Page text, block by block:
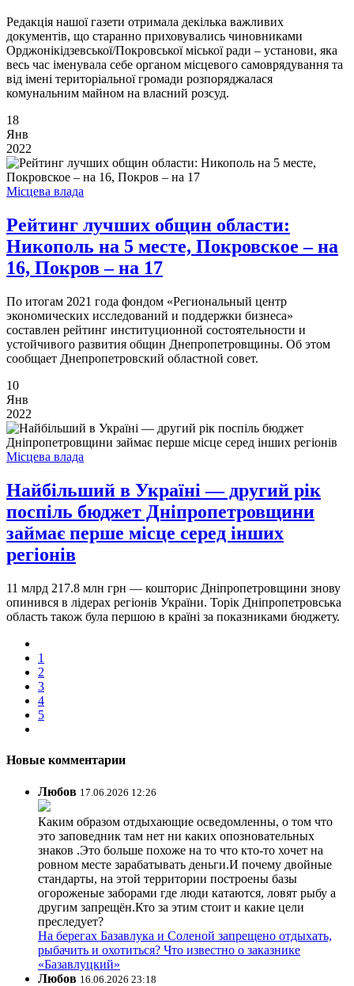
Редакція нашої газети отримала декілька важливих
документів, що старанно приховувались чиновниками
Орджонікідзевської/Покровської міської ради – установи, яка
весь час іменувала себе органом місцевого самоврядування та
від імені територіальної громади розпоряджалася
комунальним майном на власний розсуд.
18
Янв
2022
Місцева влада
Рейтинг лучших общин области:
Никополь на 5 месте, Покровское – на
16, Покров – на 17
По итогам 2021 года фондом «Региональный центр
экономических исследований и поддержки бизнеса»
составлен рейтинг институционной состоятельности и
устойчивого развития общин Днепропетровщины. Об этом
сообщает Днепропетровский областной совет.
10
Янв
2022
Місцева влада
Найбільший в Україні — другий рік
поспіль бюджет Дніпропетровщини
займає перше місце серед інших
регіонів
11 млрд 217.8 млн грн — кошторис Дніпропетровщини знову
опинився в лідерах регіонів України. Торік Дніпропетровська
область також була першою в країні за показниками бюджету.
1
2
3
4
5
Новые комментарии
Любов 17.06.2026 12:26
Каким образом отдыхающие осведомленны, о том что
это заповедник там нет ни каких опозновательных
знаков .Это больше похоже на то что кто-то хочет на
ровном месте зарабатывать деньги.И почему двойные
стандарты, на этой территории построены базы
огороженые заборами где люди катаются, ловят рыбу а
другим запрещён.Кто за этим стоит и какие цели
преследует?
На берегах Базавлука и Соленой запрещено отдыхать,
рыбачить и охотиться? Что известно о заказнике
«Базавлуцкий»
Любов 16.06.2026 23:18